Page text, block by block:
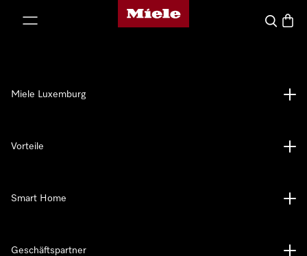
Miele-Homepage
Suche
Miele Luxemburg
Vorteile
Smart Home
Geschäftspartner